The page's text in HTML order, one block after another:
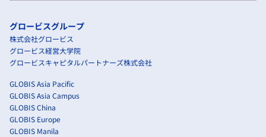
グロービスグループ
株式会社グロービス
グロービス経営大学院
グロービスキャピタルパートナーズ株式会社
GLOBIS Asia Pacific
GLOBIS Asia Campus
GLOBIS China
GLOBIS Europe
GLOBIS Manila